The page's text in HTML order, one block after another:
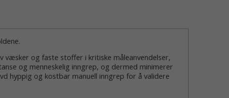
væsker og faste stoffer i kritiske måleanvendelser,
og menneskelig inngrep, og dermed minimerer
hyppig og kostbar manuell inngrep for å validere